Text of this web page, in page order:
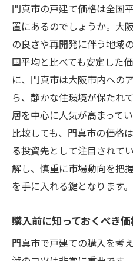
一歩
新生活に向けた
住まいのメンテ
地域イベントを活
快適な生活を築く
移住者が語る門真
門真市での新しい
門真市の戸建て価格は全国
置にあるのでしょうか。大
の良さや再開発に伴う地域
国平均と比べても安定した
に、門真市は大阪市内への
ら、静かな住環境が保たれ
層を中心に人気が高まって
比較しても、門真市の価格
る投資先として注目されて
解し、慎重に市場動向を把
を手に入れる鍵となります。
購入前に知っておくべき
門真市で戸建ての購入を考